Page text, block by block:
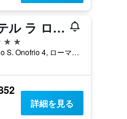
ホテル ラ ロヴェレ
Vicolo S. Onofrio 4, ローマ, イタリア
詳細を見る